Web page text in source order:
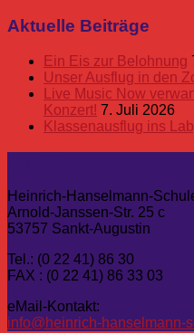
Aktuelle Beiträge
Ein Eis zur Belohnung
Unser Ausflug in den
Live Music Now
Konzert! 7. Juli 2026
Klassenausflug ins
Heinrich-Hanselmann-
Arnold-Janssen-Str. 25 c
53757 Sankt-Augustin
Tel.: (0 22 41) 86 30
FAX : (0 22 41) 86 33 03
eMail-Kontakt:
info@heinrich-hanselmann-